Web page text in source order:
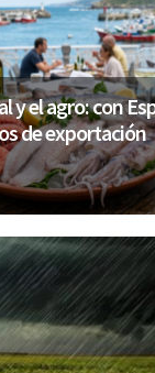
y el agro: con
de exportación